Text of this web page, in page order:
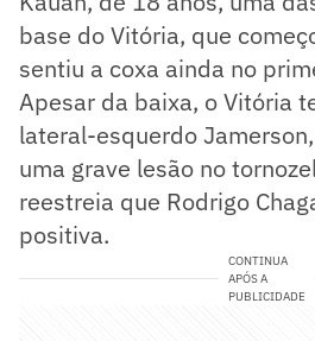
base do Vitória, que
sentiu a coxa ainda no
Apesar da baixa, o Vitória
lateral-esquerdo
uma grave lesão no
reestreia que Rodrigo
positiva.
CONTINUA
APÓS A
PUBLICIDADE